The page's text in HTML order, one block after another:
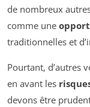
de nombreux
comme une
traditionnelles et
Pourtant, d’autres
en avant les
devons être